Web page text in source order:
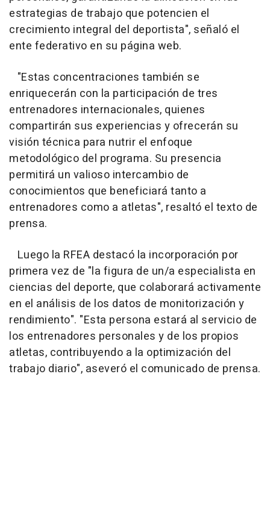
estrategias de trabajo que potencien el
crecimiento integral del deportista", señaló el
ente federativo en su página web.
"Estas concentraciones también se
enriquecerán con la participación de tres
entrenadores internacionales, quienes
compartirán sus experiencias y ofrecerán su
visión técnica para nutrir el enfoque
metodológico del programa. Su presencia
permitirá un valioso intercambio de
conocimientos que beneficiará tanto a
entrenadores como a atletas", resaltó el texto de
prensa.
Luego la RFEA destacó la incorporación por
primera vez de "la figura de un/a especialista en
ciencias del deporte, que colaborará activamente
en el análisis de los datos de monitorización y
rendimiento". "Esta persona estará al servicio de
los entrenadores personales y de los propios
atletas, contribuyendo a la optimización del
trabajo diario", aseveró el comunicado de prensa.